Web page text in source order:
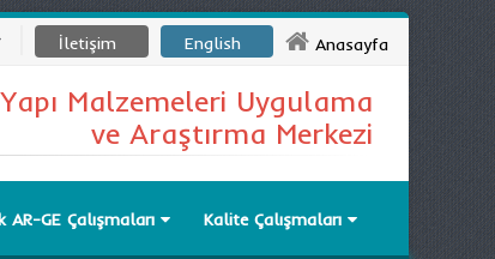
Anasayfa
English
İletişim
Malzemeleri Uygulama
ve Araştırma Merkezi
GE Çalışmaları Kalite Çalışmaları